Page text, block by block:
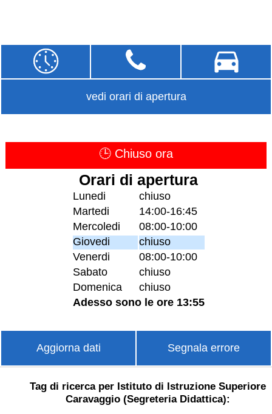
vedi orari di apertura
🕒 Chiuso ora
Orari di apertura
Lunedi
chiuso
Martedi
14:00-16:45
Mercoledi
08:00-10:00
Giovedi
chiuso
Venerdi
08:00-10:00
Sabato
chiuso
Domenica
chiuso
Adesso sono le ore 13:55
Aggiorna dati Segnala errore
Tag di ricerca per Istituto di Istruzione Superiore
Caravaggio (Segreteria Didattica):